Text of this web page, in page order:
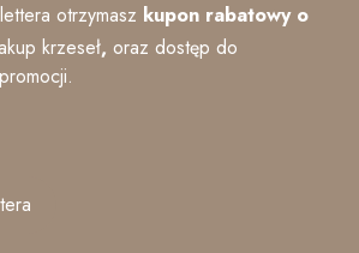
otrzymasz kupon rabatowy o
krzeseł, oraz dostęp do